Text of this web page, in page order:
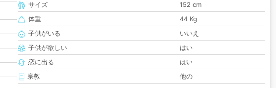
サイズ
152 cm
体重
44 Kg
子供がいる
いいえ
子供が欲しい
はい
恋に出る
はい
宗教
他の